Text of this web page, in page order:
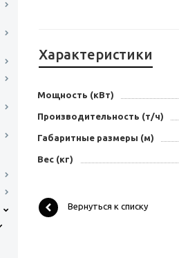
Характеристики
Мощность (кВт)
Производительность (т/ч)
Габаритные размеры (м)
Вес (кг)
Вернуться к списку